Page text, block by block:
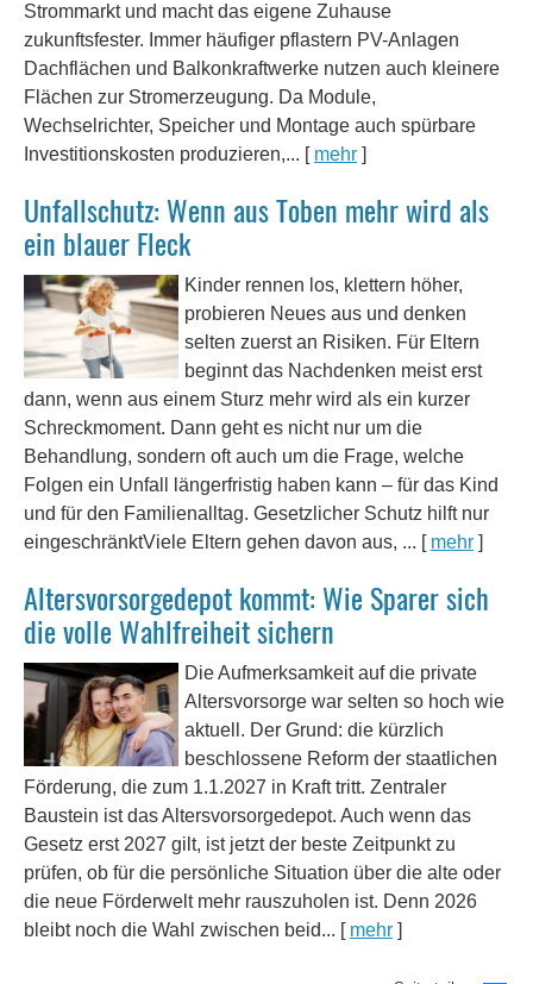
Strommarkt und macht das eigene Zuhause
zukunftsfester. Immer häufiger pflastern PV-Anlagen
Dachflächen und Balkonkraftwerke nutzen auch kleinere
Flächen zur Stromerzeugung. Da Module,
Wechselrichter, Speicher und Montage auch spürbare
Investitionskosten produzieren,... [ mehr ]
Unfallschutz: Wenn aus Toben mehr wird als
ein blauer Fleck
Kinder rennen los, klettern höher,
probieren Neues aus und denken
selten zuerst an Risiken. Für Eltern
beginnt das Nachdenken meist erst
dann, wenn aus einem Sturz mehr wird als ein kurzer
Schreckmoment. Dann geht es nicht nur um die
Behandlung, sondern oft auch um die Frage, welche
Folgen ein Unfall längerfristig haben kann – für das Kind
und für den Familienalltag. Gesetzlicher Schutz hilft nur
eingeschränktViele Eltern gehen davon aus, ... [ mehr ]
Alters­vorsorge­depot kommt: Wie Sparer sich
die volle Wahlfreiheit sichern
Die Aufmerksamkeit auf die private
Alters­vorsorge war selten so hoch wie
aktuell. Der Grund: die kürzlich
beschlossene Reform der staatlichen
Förderung, die zum 1.1.2027 in Kraft tritt. Zentraler
Baustein ist das Alters­vorsorgedepot. Auch wenn das
Gesetz erst 2027 gilt, ist jetzt der beste Zeitpunkt zu
prüfen, ob für die persönliche Situation über die alte oder
die neue Förderwelt mehr rauszuholen ist. Denn 2026
bleibt noch die Wahl zwischen beid... [ mehr ]